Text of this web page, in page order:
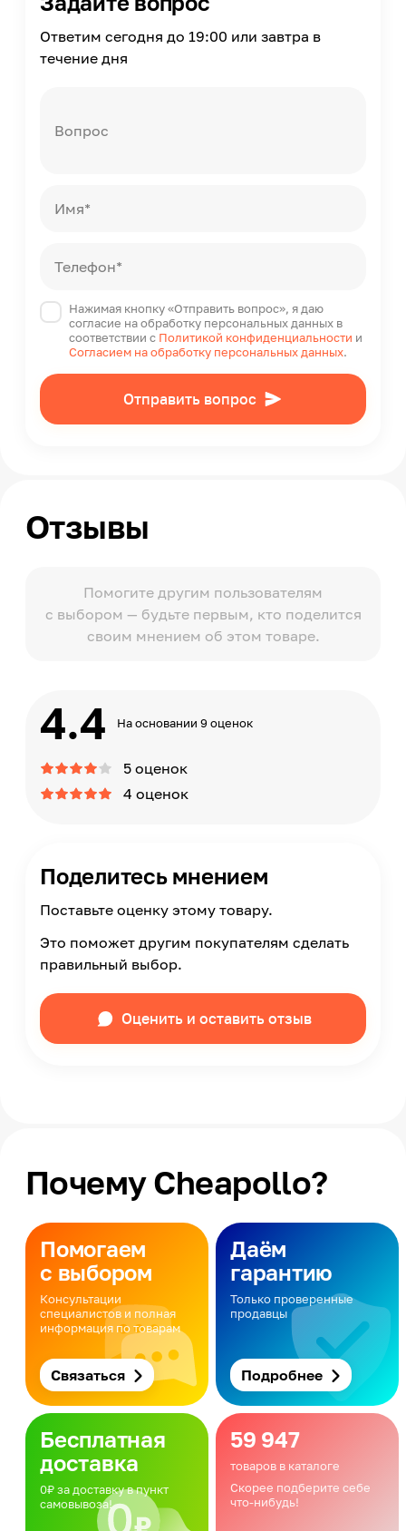
Ответим сегодня до 19:00 или завтра в
течение дня
Вопрос
Имя*
Телефон*
Нажимая кнопку «Отправить вопрос», я даю
согласие на обработку персональных данных в
соответствии с Политикой конфиденциальности и
Согласием на обработку персональных данных.
Отправить вопрос
Отзывы
Помогите другим пользователям
с выбором — будьте первым, кто поделится
своим мнением об этом товаре.
4.4 На основании 9 оценок
5 оценок
4 оценок
Поделитесь мнением
Поставьте оценку этому товару.
Это поможет другим покупателям сделать
правильный выбор.
Оценить и оставить отзыв
Почему Cheapollo?
Помогаем
с выбором
Консультации
специалистов и полная
информация по товарам
Связаться
Даём
гарантию
Только проверенные
продавцы
Подробнее
Бесплатная
доставка
0₽ за доставку в пункт
самовывоза!
59 947
товаров в каталоге
Скорее подберите себе
что-нибудь!